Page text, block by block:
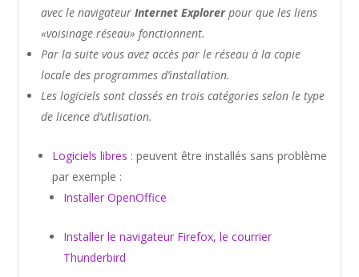
avec le navigateur Internet Explorerpour que les liens
«voisinage réseau» fonctionnent.
Par la suite vous avez accès par le réseau à la copie
locale des programmes d’installation.
Les logiciels sont classés en trois catégories selon le type
de licence d’utlisation.
Logiciels libres : peuvent être installés sans problème
par exemple :
Installer OpenOffice
Installer le navigateur Firefox, le courrier
Thunderbird